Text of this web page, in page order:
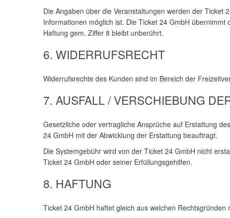
Die Angaben über die Veranstaltungen werden der Ticket
Informationen möglich ist. Die Ticket 24 GmbH
Haftung gem. Ziffer 8 bleibt unberührt.
6. WIDERRUFSRECHT
Widerrufsrechte des Kunden sind im Bereich der
7. AUSFALL / VERSCHIEBUNG
Gesetzliche oder vertragliche Ansprüche auf Erstattung
24 GmbH mit der Abwicklung der Erstattung beauftragt.
Die Systemgebühr wird von der Ticket 24 GmbH nicht
Ticket 24 GmbH oder seiner Erfüllungsgehilfen.
8. HAFTUNG
Ticket 24 GmbH haftet gleich aus welchen Rechtsgründen